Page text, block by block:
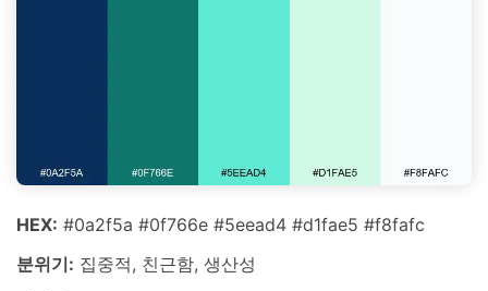
HEX: #0a2f5a #0f766e #5eead4 #d1fae5 #f8fafc
분위기: 집중적, 친근함, 생산성